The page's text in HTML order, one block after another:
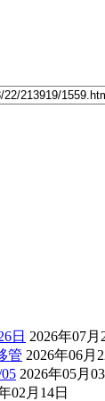
日 2026年07月
管 2026年06月
2026年05月
02月14日